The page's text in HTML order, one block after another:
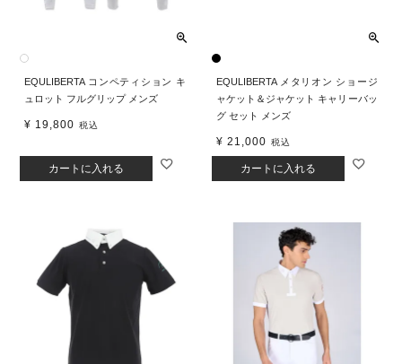
EQULIBERTA コンペティション キ
ュロット フルグリップ メンズ
¥ 19,800 税込
カートに入れる
EQULIBERTA メタリオン ショージ
ャケット＆ジャケット キャリーバッ
グ セット メンズ
¥ 21,000 税込
カートに入れる